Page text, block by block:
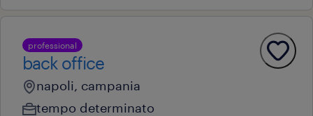
professional
back office
napoli, campania
tempo determinato